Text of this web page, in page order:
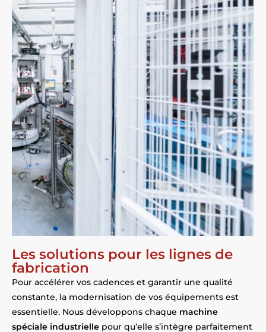
Les solutions pour les lignes de
fabrication
Pour accélérer vos cadences et garantir une qualité
constante, la modernisation de vos équipements est
essentielle. Nous développons chaque machine
spéciale industrielle pour qu’elle s’intègre parfaitement